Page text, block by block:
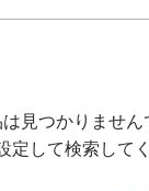
見つかりません
定して検索して